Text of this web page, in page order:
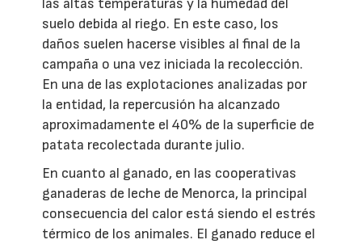
las altas temperaturas y la humedad del
suelo debida al riego. En este caso, los
daños suelen hacerse visibles al final de la
campaña o una vez iniciada la recolección.
En una de las explotaciones analizadas por
la entidad, la repercusión ha alcanzado
aproximadamente el 40% de la superficie de
patata recolectada durante julio.
En cuanto al ganado, en las cooperativas
ganaderas de leche de Menorca, la principal
consecuencia del calor está siendo el estrés
térmico de los animales. El ganado reduce el